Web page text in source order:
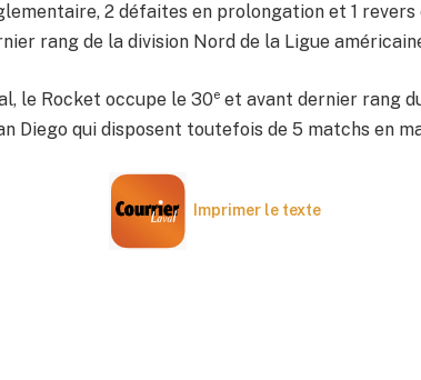
2 défaites en prolongation et 1
rang de la division Nord de la Ligue
le Rocket occupe le 30e et avant dernier rang
Diego qui disposent toutefois de 5 matchs en
Imprimer le texte